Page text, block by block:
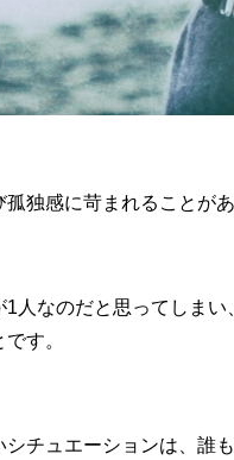
孤独感に苛まれることが
1人なのだと思ってしま
す。
シチュエーションは、誰